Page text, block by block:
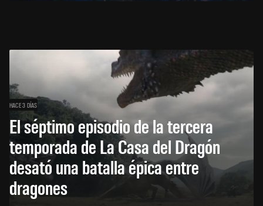
HACE 3 DÍAS
El séptimo episodio de la tercera
temporada de La Casa del Dragón
desató una batalla épica entre
dragones